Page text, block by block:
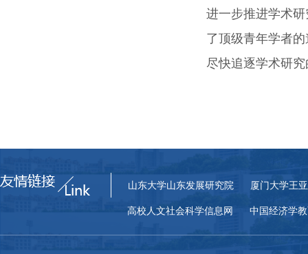
进一步推进学术
了顶级青年学者
尽快追逐学术研
山东大学山东发展研究院 厦门大学王
高校人文社会科学信息网 中国经济学